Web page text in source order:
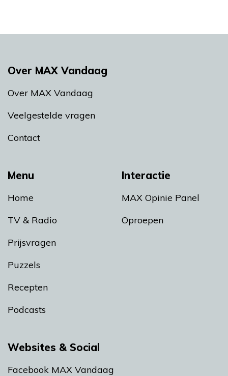
Menu
Home
TV & Radio
Prijsvragen
Puzzels
Recepten
Podcasts
Interactie
MAX Opinie Panel
Oproepen
Over MAX Vandaag
Over MAX Vandaag
Veelgestelde vragen
Contact
Websites & Social
Facebook MAX Vandaag